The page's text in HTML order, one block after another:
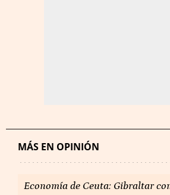
MÁS EN OPINIÓN
Economía de Ceuta: Gibraltar